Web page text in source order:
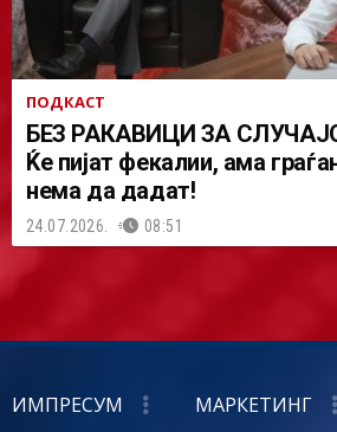
ПОДКАСТ
БЕЗ РАКАВИЦИ ЗА
Ќе пијат фекалии, ама
нема да дадат!
24.07.2026. 08:51
ИМПРЕСУМ МАРКЕТИНГ